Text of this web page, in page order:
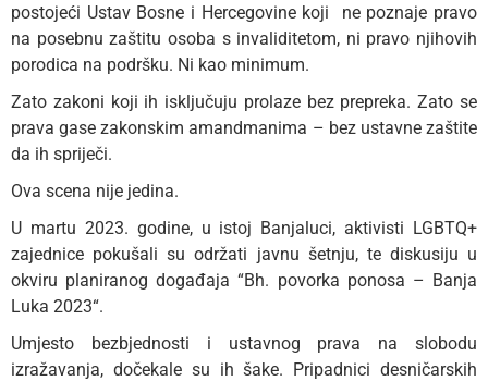
postojeći Ustav Bosne i Hercegovine koji ne poznaje pravo
na posebnu zaštitu osoba s invaliditetom, ni pravo njihovih
porodica na podršku. Ni kao minimum.
Zato zakoni koji ih isključuju prolaze bez prepreka. Zato se
prava gase zakonskim amandmanima – bez ustavne zaštite
da ih spriječi.
Ova scena nije jedina.
U martu 2023. godine, u istoj Banjaluci, aktivisti LGBTQ+
zajednice pokušali su održati javnu šetnju, te diskusiju u
okviru planiranog događaja “Bh. povorka ponosa – Banja
Luka 2023“.
Umjesto bezbjednosti i ustavnog prava na slobodu
izražavanja, dočekale su ih šake. Pripadnici desničarskih